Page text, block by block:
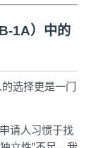
1A）中的
选择更是一门
请人习惯于找